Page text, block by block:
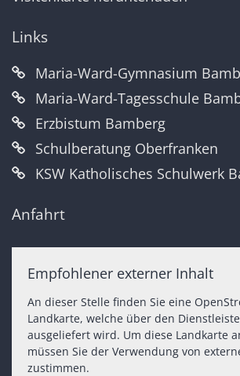
Links
Maria-Ward-Gymnasium
Maria-Ward-Tagesschule
Erzbistum Bamberg
Schulberatung Oberfranken
KSW Katholisches Schulwerk
Anfahrt
Empfohlener externer Inhalt
An dieser Stelle finden Sie eine
Landkarte, welche über den
ausgeliefert wird. Um diese Landkarte
müssen Sie der Verwendung von
zustimmen.